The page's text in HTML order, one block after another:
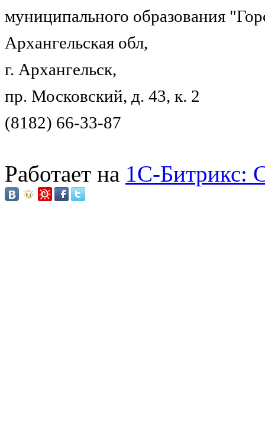
муниципального образования
Архангельская обл,
г. Архангельск,
пр. Московский, д. 43, к. 2
(8182) 66-33-87
Работает на 1C-Битрикс: